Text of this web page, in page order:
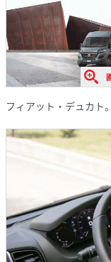
フィアット・デュカト。